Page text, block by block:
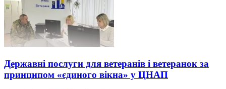
Державні послуги для ветеранів і ветеранок за
принципом «єдиного вікна» у ЦНАП